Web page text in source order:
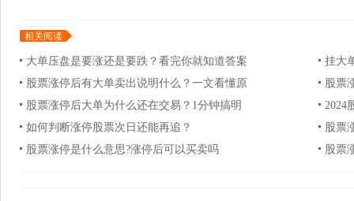
相关阅读
大单压盘是要涨还是要跌？看完你就知道答案
挂大
股票涨停后有大单卖出说明什么？一文看懂原
股票
股票涨停后大单为什么还在交易？1分钟搞明
2024
如何判断涨停股票次日还能再追？
股票
股票涨停是什么意思?涨停后可以买卖吗
股票